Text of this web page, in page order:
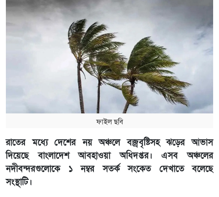
ফাইল ছবি
রাতের মধ্যে দেশের নয় অঞ্চলে বজ্রবৃষ্টিসহ ঝড়ের আভাস
দিয়েছে বাংলাদেশ আবহাওয়া অধিদপ্তর। এসব অঞ্চলের
নদীবন্দরগুলোকে ১ নম্বর সতর্ক সংকেত দেখাতে বলেছে
সংস্থাটি।